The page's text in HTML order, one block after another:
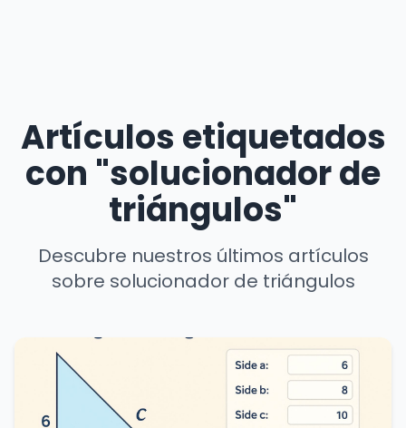
Artículos etiquetados
con "solucionador de
triángulos"
Descubre nuestros últimos artículos
sobre solucionador de triángulos